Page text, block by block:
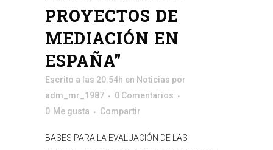
PROYECTOS DE
MEDIACIÓN EN
ESPAÑA”
Escrito a las 20:54h en Noticias por
adm_mr_1987
0 Comentarios
0 Me gusta Compartir
BASES PARA LA EVALUACIÓN DE LAS